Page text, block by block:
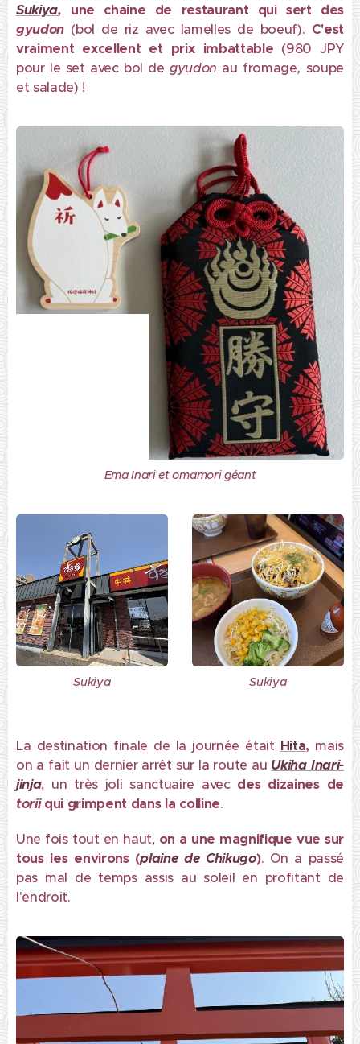
Sukiya, une chaine de restaurant qui sert des
gyudon (bol de riz avec lamelles de boeuf). C'est
vraiment excellent et prix imbattable (980 JPY
pour le set avec bol de gyudon au fromage, soupe
et salade) !
Ema Inari et omamori géant
Sukiya Sukiya
La destination finale de la journée était Hita, mais
on a fait un dernier arrêt sur la route au Ukiha Inari-
jinja, un très joli sanctuaire avec des dizaines de
toriiqui grimpent dans la colline.
Une fois tout en haut, on a une magnifique vue sur
tous les environs (plaine de Chikugo). On a passé
pas mal de temps assis au soleil en profitant de
l'endroit.